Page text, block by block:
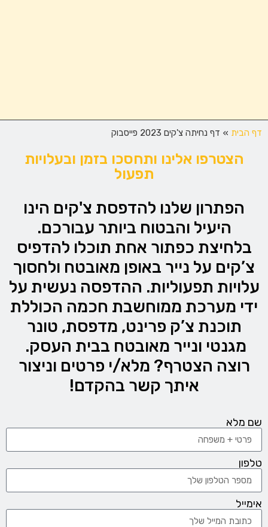
דף הבית » דף נחיתה צ'קים 2023 פייסבוק
הצטרפו אלינו ותחסכו בזמן ובעלויות
תפעול
הפתרון שלנו להדפסת צ'קים הינו
היעיל והבטוח ביותר עבורכם.
בלחיצת כפתור אחת תוכלו להדפיס
צ’קים על נייר באופן מאובטח ולחסוך
עלויות תפעוליות. ההדפסה נעשית על
ידי מערכת ממוחשבת חכמה הכוללת
תוכנת צ’ק פרינט, מדפסת, טונר
מגנטי ונייר מאובטח בבית העסק.
רוצה הצטרף? מלא/י פרטים וניצור
איתך קשר בהקדם!
שם מלא
טלפון
אימייל